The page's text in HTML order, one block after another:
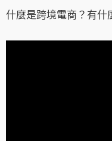
什麼是跨境電商？有什